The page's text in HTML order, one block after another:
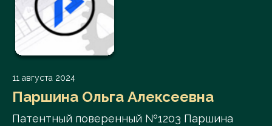
11 августа 2024
Паршина Ольга Алексеевна
Патентный поверенный №1203 Паршина